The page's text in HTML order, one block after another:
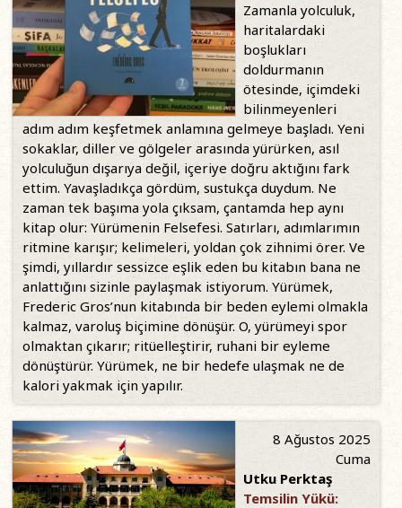
Zamanla yolculuk,
haritalardaki
boşlukları
doldurmanın
ötesinde, içimdeki
bilinmeyenleri
adım adım keşfetmek anlamına gelmeye başladı. Yeni
sokaklar, diller ve gölgeler arasında yürürken, asıl
yolculuğun dışarıya değil, içeriye doğru aktığını fark
ettim. Yavaşladıkça gördüm, sustukça duydum. Ne
zaman tek başıma yola çıksam, çantamda hep aynı
kitap olur: Yürümenin Felsefesi. Satırları, adımlarımın
ritmine karışır; kelimeleri, yoldan çok zihnimi örer. Ve
şimdi, yıllardır sessizce eşlik eden bu kitabın bana ne
anlattığını sizinle paylaşmak istiyorum. Yürümek,
Frederic Gros’nun kitabında bir beden eylemi olmakla
kalmaz, varoluş biçimine dönüşür. O, yürümeyi spor
olmaktan çıkarır; ritüelleştirir, ruhani bir eyleme
dönüştürür. Yürümek, ne bir hedefe ulaşmak ne de
kalori yakmak için yapılır.
8 Ağustos 2025
Cuma
Utku Perktaş
Temsilin Yükü: